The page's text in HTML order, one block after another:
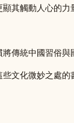
其觸動人心的力
統中國習俗
文化微妙之處